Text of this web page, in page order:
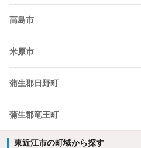
高島市
米原市
蒲生郡日野町
蒲生郡竜王町
東近江市の町域から探す